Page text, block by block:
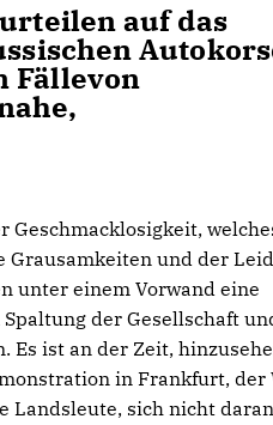
auf das
Fällevon
und der
unter einem Vorwand eine
der Gesellschaft
Es ist an der Zeit,
in Frankfurt, der
Landsleute, sich nicht